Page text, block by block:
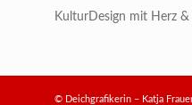
KulturDesign mit Herz &
© Deichgrafikerin – Katja